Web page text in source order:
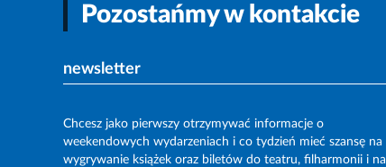
Pozostańmy w kontakcie
newsletter
Chcesz jako pierwszy otrzymywać informacje o
weekendowych wydarzeniach i co tydzień mieć szansę na
wygrywanie książek oraz biletów do teatru, filharmonii i na